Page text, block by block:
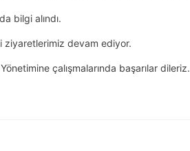
bilgi alındı.
ziyaretlerimiz devam ediyor.
çalışmalarında başarılar dileriz.